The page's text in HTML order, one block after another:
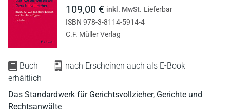
Buch
nach Erscheinen auch als E-Book
erhältlich
Das Standardwerk für Gerichtsvollzieher, Gerichte und
Rechtsanwälte
109,00 € inkl. MwSt. Lieferbar
ISBN 978-3-8114-5914-4
C.F. Müller Verlag